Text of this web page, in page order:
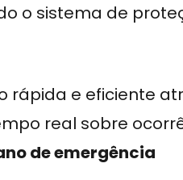
o sistema de
rápida e eficiente
real sobre
de emergência